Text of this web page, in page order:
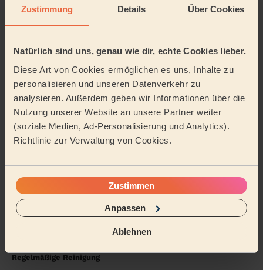
Zustimmung Details Über Cookies
Natürlich sind uns, genau wie dir, echte Cookies lieber.
Diese Art von Cookies ermöglichen es uns, Inhalte zu
personalisieren und unseren Datenverkehr zu
analysieren. Außerdem geben wir Informationen über die
Nutzung unserer Website an unsere Partner weiter
(soziale Medien, Ad-Personalisierung und Analytics).
Richtlinie zur Verwaltung von Cookies.
Zustimmen
Anpassen
Ablehnen
In vielen Städten ist eine Zuweisung innerhalb weniger
Stunden möglich.
Kundenbewertungen
4,9/5
Bereits 619 660
gesammelt von
eKomi
4/5
•
vor 8 Stunden
In der vorgegeben Zeit wurden die Aufgaben ordentlich
erledigt. Ich hätte mir an der ein oder anderen Stelle
etwas mehr Genauigkeit gewünscht. Alle...
Julia (Schönwalde-Glien)
Regelmäßige Reinigung